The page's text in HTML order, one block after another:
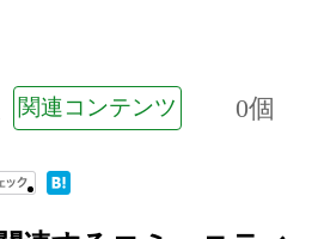
関連コンテンツ 0個